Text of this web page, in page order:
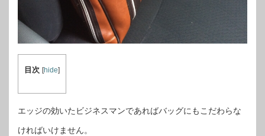
目次 [hide]
エッジの効いたビジネスマンであればバッグにもこだわらな
ければいけません。